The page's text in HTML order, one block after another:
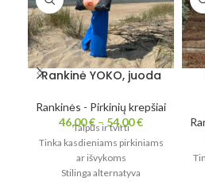
Rankinė YOKO, juoda
Rankinės - Pirkinių krepšiai
46,00€ – 54,00€
Talpūs ir tvirti
Tinka kasdieniams pirkiniams
ar išvykoms
Stilinga alternatyva